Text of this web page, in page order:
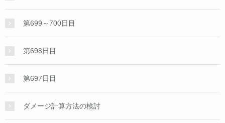
第699～700日目
第698日目
第697日目
ダメージ計算方法の検討